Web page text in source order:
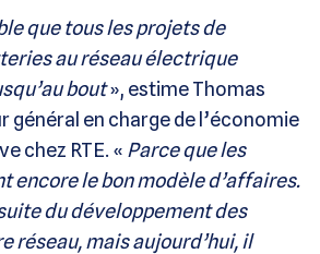
que tous les projets de
au réseau électrique
bout», estime Thomas
général en charge de l’économie
chez RTE. « Parce que les
encore le bon modèle d’affaires.
du développement des
réseau, mais aujourd’hui, il